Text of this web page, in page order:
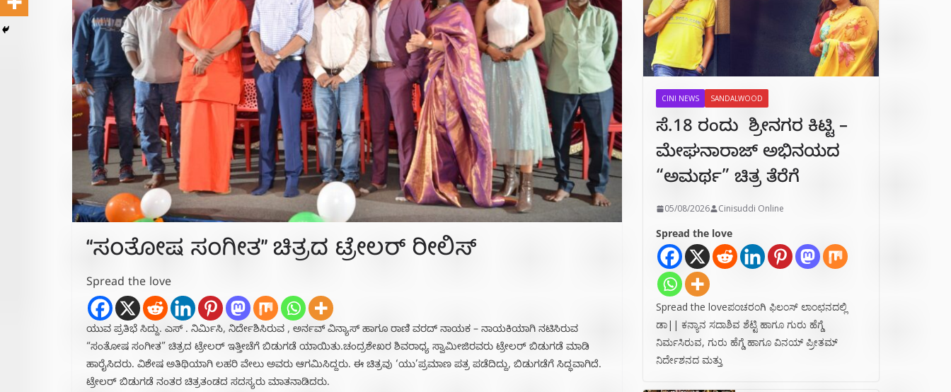
“ಸಂತೋಷ ಸಂಗೀತ” ಚಿತ್ರದ ಟ್ರೇಲರ್ ರೀಲಿಸ್
Spread the love
ಯುವ ಪ್ರತಿಭೆ ಸಿದ್ದು. ಎಸ್ . ನಿರ್ಮಿಸಿ, ನಿರ್ದೇಶಿಸಿರುವ , ಅರ್ನವ್ ವಿನ್ಯಾಸ್ ಹಾಗೂ ರಾಣಿ ವರದ್ ನಾಯಕ – ನಾಯಕಿಯಾಗಿ ನಟಿಸಿರುವ
“ಸಂತೋಷ ಸಂಗೀತ” ಚಿತ್ರದ ಟ್ರೇಲರ್ ಇತ್ತೀಚೆಗೆ ಬಿಡುಗಡೆ ಯಾಯಿತು.ಚಂದ್ರಶೇಖರ ಶಿವರಾಧ್ಯ ಸ್ವಾಮೀಜಿರವರು ಟ್ರೇಲರ್ ಬಿಡುಗಡೆ ಮಾಡಿ
ಹಾರೈಸಿದರು. ವಿಶೇಷ ಅತಿಥಿಯಾಗಿ ಲಹರಿ ವೇಲು ಅವರು ಆಗಮಿಸಿದ್ದರು. ಈ ಚಿತ್ರವು ‘ಯು’ಪ್ರಮಾಣ ಪತ್ರ ಪಡೆದಿದ್ದು, ಬಿಡುಗಡೆಗೆ ಸಿದ್ಧವಾಗಿದೆ.
ಟ್ರೇಲರ್ ಬಿಡುಗಡೆ ನಂತರ ಚಿತ್ರತಂಡದ ಸದಸ್ಯರು ಮಾತನಾಡಿದರು.
CINI NEWS SANDALWOOD
ಸೆ.18 ರಂದು ಶ್ರೀನಗರ ಕಿಟ್ಟಿ –
ಮೇಘನಾರಾಜ್ ಅಭಿನಯದ
“ಅಮರ್ಥ” ಚಿತ್ರ ತೆರೆಗೆ
05/08/2026 Cinisuddi Online
Spread the love
Spread the loveಪಂಚರಂಗಿ ಫಿಲಂಸ್ ಲಾಂಛನದಲ್ಲಿ
ಡಾ|| ಕನ್ಯಾನ ಸದಾಶಿವ ಶೆಟ್ಟಿ ಹಾಗೂ ಗುರು ಹೆಗ್ಡೆ
ನಿರ್ಮಸಿರುವ, ಗುರು ಹೆಗ್ಡೆ ಹಾಗೂ ವಿನಯ್ ಪ್ರೀತಮ್
ನಿರ್ದೇಶನದ ಮತ್ತು